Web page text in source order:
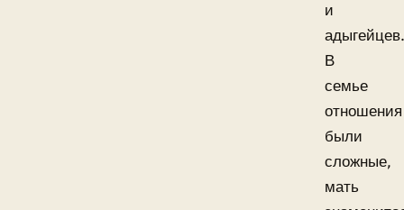
и
адыгейцев.
В
семье
отношения
были
сложные,
мать